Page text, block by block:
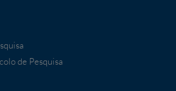
de Pesquisa